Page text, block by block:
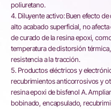
poliuretano.
4. Diluyente activo: Buen efecto
alto acabado superficial, no
de curado de la resina epoxi,
temperatura de distorsión
resistencia a la tracción.
5. Productos eléctricos y
recubrimientos anticorrosivos y
resina epoxi de bisfenol A.
bobinado, encapsulado,